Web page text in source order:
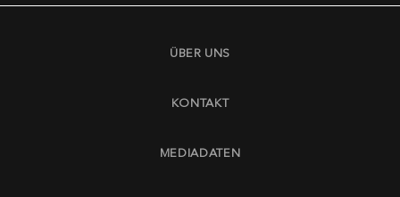
ÜBER UNS
KONTAKT
MEDIADATEN